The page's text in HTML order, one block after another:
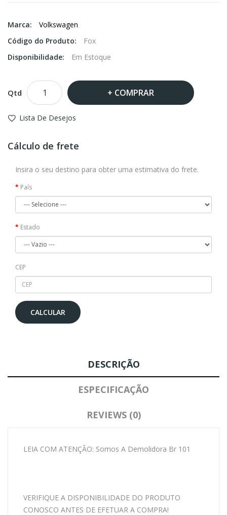
Marca:
Volkswagen
Código do Produto:
Fox
Disponibilidade:
Em Estoque
Qtd COMPRAR
Lista De Desejos
Cálculo de frete
Insira o seu destino para obter uma estimativa do frete.
País
Estado
CEP
CALCULAR
DESCRIÇÃO
ESPECIFICAÇÃO
REVIEWS (0)
LEIA COM ATENÇÃO: Somos A Demolidora Br 101
VERIFIQUE A DISPONIBILIDADE DO PRODUTO
CONOSCO ANTES DE EFETUAR A COMPRA!